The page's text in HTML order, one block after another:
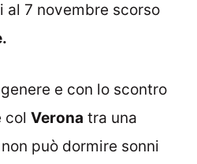
al 7 novembre scorso
e con lo scontro
col Verona tra una
non può dormire sonni